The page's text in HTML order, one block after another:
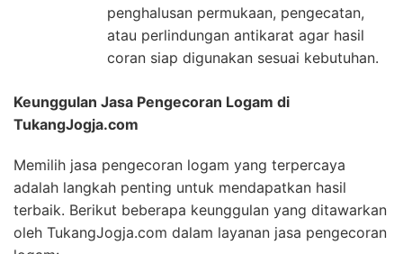
penghalusan permukaan, pengecatan,
atau perlindungan antikarat agar hasil
coran siap digunakan sesuai kebutuhan.
Keunggulan Jasa Pengecoran Logam di
TukangJogja.com
Memilih jasa pengecoran logam yang terpercaya
adalah langkah penting untuk mendapatkan hasil
terbaik. Berikut beberapa keunggulan yang ditawarkan
oleh TukangJogja.com dalam layanan jasa pengecoran